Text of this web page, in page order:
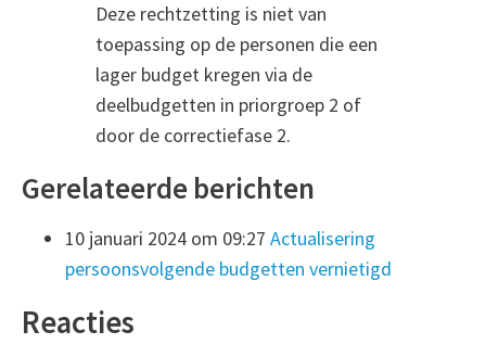
Deze rechtzetting is niet van
toepassing op de personen die een
lager budget kregen via de
deelbudgetten in priorgroep 2 of
door de correctiefase 2.
Gerelateerde berichten
10 januari 2024 om 09:27 Actualisering
persoonsvolgende budgetten vernietigd
Reacties